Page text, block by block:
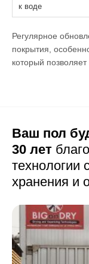
к воде
Регулярное
покрытия,
который
Ваш пол
30 лет
технологии
хранения и